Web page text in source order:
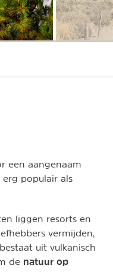
een aangenaam
erg populair als
liggen resorts en
vermijden,
uit vulkanisch
de natuur op